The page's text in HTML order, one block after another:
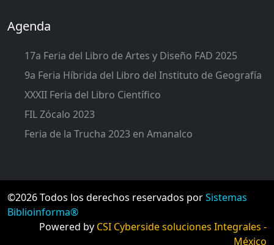
Agenda
17a Feria del Libro de Artes y Diseño FAD 2025
9a Feria Híbrida del Libro del Instituto de Geografía
XXXII Feria del Libro Científico
FIL Zócalo 2023
Feria de la Trucha 2023 en Amanalco
©2026 Todos los derechos reservados porSistemas
Biblioinforma®
Powered by CSI Cyberside soluciones Integrales -
México